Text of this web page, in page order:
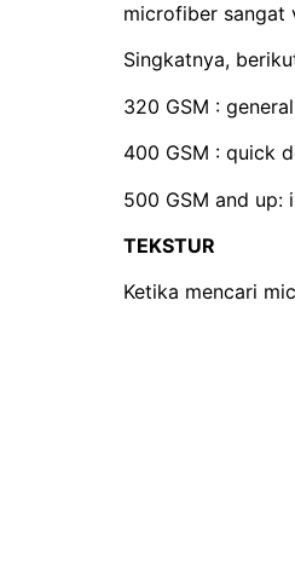
microfiber sangat
Singkatnya,
320 GSM :
400 GSM : quick
500 GSM and up:
TEKSTUR
Ketika mencari